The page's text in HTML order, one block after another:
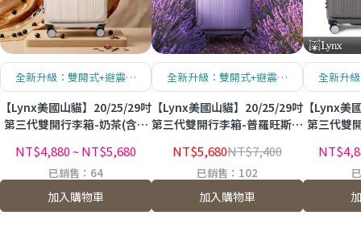
全新升級：雙開式+避震煞
車大排輪
【Lynx美國山貓】20/25/29吋
第三代雙開行李箱-奶茶(含贈
NT$4,880~NT$5,680
已銷售：64
加入購物車
全新升級：雙開式+避震煞
車大排輪
【Lynx美國山貓】20/25/29吋
第三代雙開行李箱-普羅旺斯紫
NT$5,680NT$7,400
已銷售：102
加入購物車
全新升
【Lynx美
第三代雙